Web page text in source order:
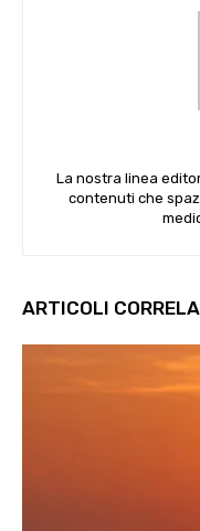
La nostra linea
contenuti che
ARTICOLI